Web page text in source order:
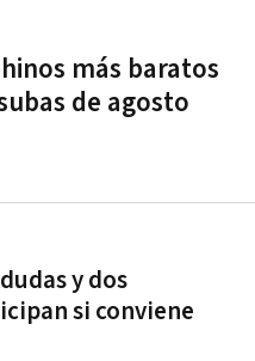
más baratos
de agosto
y dos
si conviene